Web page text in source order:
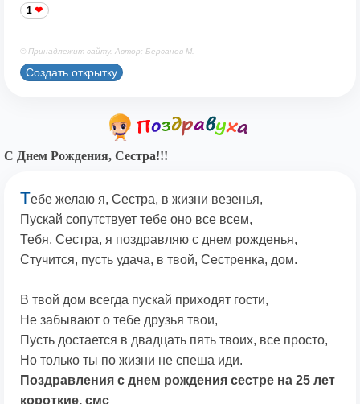
1
© Принадлежит сайту. Автор: Берсанов М.
Создать открытку
С Днем Рождения, Сестра!!!
Тебе желаю я, Сестра, в жизни везенья,
Пускай сопутствует тебе оно все всем,
Тебя, Сестра, я поздравляю с днем рожденья,
Стучится, пусть удача, в твой, Сестренка, дом.
В твой дом всегда пускай приходят гости,
Не забывают о тебе друзья твои,
Пусть достается в двадцать пять твоих, все просто,
Но только ты по жизни не спеша иди.
Поздравления с днем рождения сестре на 25 лет
короткие, смс